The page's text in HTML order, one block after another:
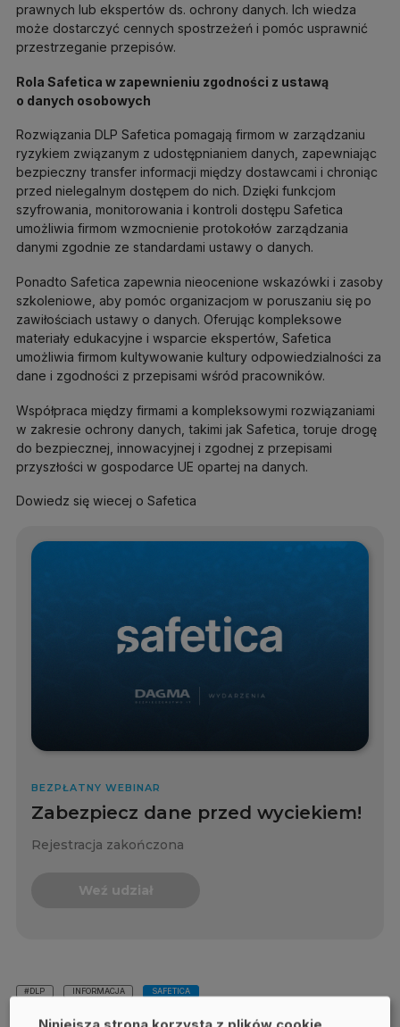
prawnych lub ekspertów ds. ochrony danych. Ich wiedza
może dostarczyć cennych spostrzeżeń i pomóc usprawnić
przestrzeganie przepisów.
Rola Safetica w zapewnieniu zgodności z ustawą
o danych osobowych
Rozwiązania DLP Safetica pomagają firmom w zarządzaniu
ryzykiem związanym z udostępnianiem danych, zapewniając
bezpieczny transfer informacji między dostawcami i chroniąc
przed nielegalnym dostępem do nich. Dzięki funkcjom
szyfrowania, monitorowania i kontroli dostępu Safetica
umożliwia firmom wzmocnienie protokołów zarządzania
danymi zgodnie ze standardami ustawy o danych.
Ponadto Safetica zapewnia nieocenione wskazówki i zasoby
szkoleniowe, aby pomóc organizacjom w poruszaniu się po
zawiłościach ustawy o danych. Oferując kompleksowe
materiały edukacyjne i wsparcie ekspertów, Safetica
umożliwia firmom kultywowanie kultury odpowiedzialności za
dane i zgodności z przepisami wśród pracowników.
Współpraca między firmami a kompleksowymi rozwiązaniami
w zakresie ochrony danych, takimi jak Safetica, toruje drogę
do bezpiecznej, innowacyjnej i zgodnej z przepisami
przyszłości w gospodarce UE opartej na danych.
Dowiedz się wiecej o Safetica
BEZPŁATNY WEBINAR
Zabezpiecz dane przed wyciekiem!
Rejestracja zakończona
Weź udział
#DLP INFORMACJA SAFETICA